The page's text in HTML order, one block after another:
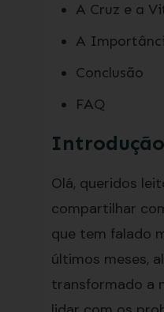
A Cruz e a
A
Conclusão
FAQ
Introdução
Olá, queridos
compartilhar
que tem falado
últimos meses,
transformado a